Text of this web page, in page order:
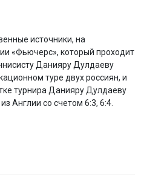
источники, на
«Фьючерс», который проходит
Данияру Дулдаеву
туре двух россиян, и
турнира Данияру Дулдаеву
Англии со счетом 6:3, 6:4.